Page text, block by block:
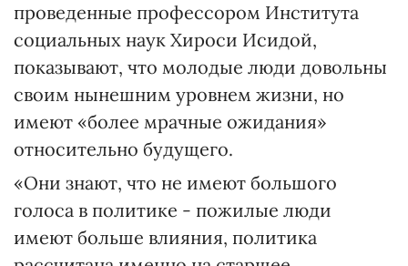
проведенные профессором Института
социальных наук Хироси Исидой,
показывают, что молодые люди довольны
своим нынешним уровнем жизни, но
имеют «более мрачные ожидания»
относительно будущего.
«Они знают, что не имеют большого
голоса в политике - пожилые люди
имеют больше влияния, политика